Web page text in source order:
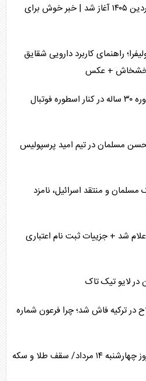
واریز مابه‌التفاوت حقوق فروردین ۱۴۰۵ آغاز شد | خبر خوش برای
راهنمای کاربرد دارویی شقایق
و خشخاش + عکس
درگذشت مسی؛ پایان یک دوره ۳۰ ساله در کنار اسطوره فوتبال
مسلمان در تیم امید پرسپولیس
و منتقد اسرائیل، نامزد
شد + جزییات ثبت نام اعتباری
در لایو تیک تاک
در ترکیه فاش شد؛ چرا فرعون شماره
آخرین قیمت طلا و سکه امروز چهارشنبه ۱۴ مرداد/ سقف طلا و سکه